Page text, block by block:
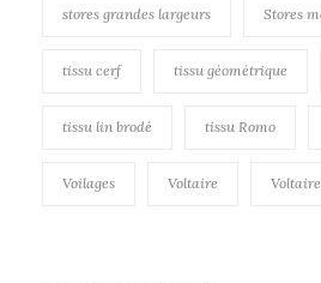
stores grandes largeurs Stores
tissu cerf tissu géométrique
tissu lin brodé tissu Romo
Voilages Voltaire